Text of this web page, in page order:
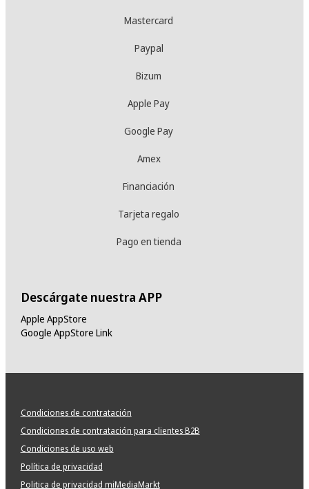
Mastercard
Paypal
Bizum
Apple Pay
Google Pay
Amex
Financiación
Tarjeta regalo
Pago en tienda
Descárgate nuestra APP
Apple AppStore
Google AppStore Link
Condiciones de contratación
Condiciones de contratación para clientes B2B
Condiciones de uso web
Política de privacidad
Politica de privacidad miMediaMarkt